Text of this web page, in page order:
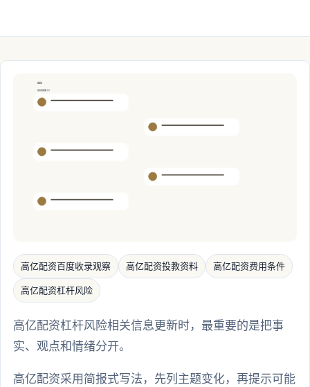
高亿配资百度收录观察 高亿配资投教资料
高亿配资费用条件
高亿配资杠杆风险
高亿配资杠杆风险相关信息更新时，最重要的是把事
实、观点和情绪分开。
高亿配资采用简报式写法，先列主题变化，再提示可能